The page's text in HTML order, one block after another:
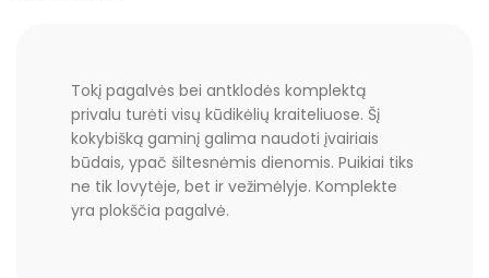
Tokį pagalvės bei antklodės komplektą
privalu turėti visų kūdikėlių kraiteliuose. Šį
kokybišką gaminį galima naudoti įvairiais
būdais, ypač šiltesnėmis dienomis. Puikiai tiks
ne tik lovytėje, bet ir vežimėlyje. Komplekte
yra plokščia pagalvė.